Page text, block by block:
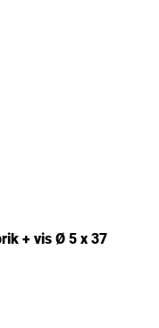
+ vis Ø 5 x 37